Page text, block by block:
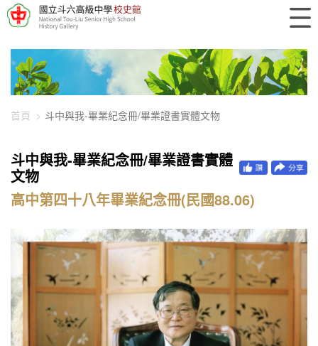
448-14336
首頁 斗中與我-畢業紀念冊/畢業證書實體文物
斗中與我-畢業紀念冊/畢業證書實體
文物
高中第四十八年畢業紀念冊(民國88.06)